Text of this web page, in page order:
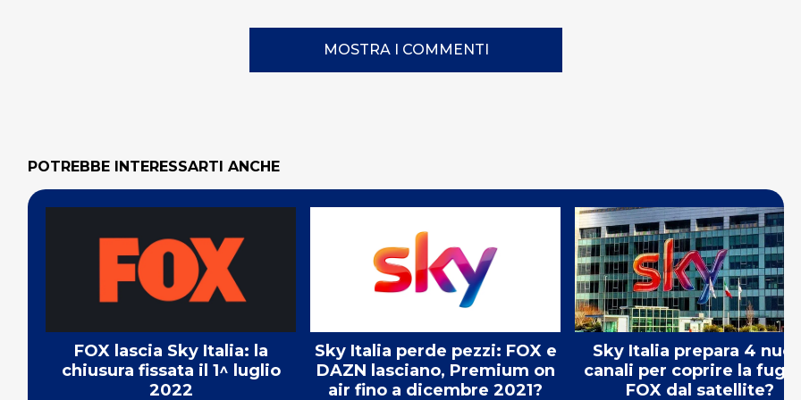
MOSTRA I COMMENTI
POTREBBE INTERESSARTI ANCHE
FOX lascia Sky Italia: la
chiusura fissata il 1^ luglio
2022
Sky Italia perde pezzi: FOX e
DAZN lasciano, Premium on
air fino a dicembre 2021?
Sky Italia prepara 4 nuovi
canali per coprire la fuga
FOX dal satellite?